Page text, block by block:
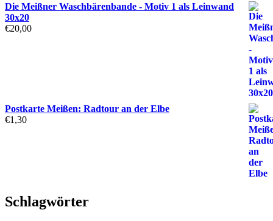
Die Meißner Waschbärenbande - Motiv 1 als Leinwand
30x20
€20,00
Postkarte Meißen: Radtour an der Elbe
€1,30
Schlagwörter